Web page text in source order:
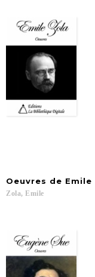
Oeuvres de Emile
Zola, Emile